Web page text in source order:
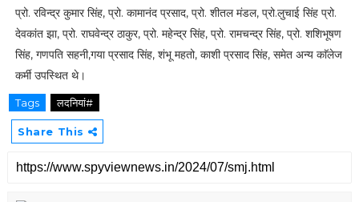
प्रो. रविन्द्र कुमार सिंह, प्रो. कामानंद प्रसाद, प्रो. शीतल मंडल, प्रो.लुचाई सिंह प्रो.
देवकांत झा, प्रो. राघवेन्द्र ठाकुर, प्रो. महेन्द्र सिंह, प्रो. रामचन्द्र सिंह, प्रो. शशिभूषण
सिंह, गणपति सहनी,गया प्रसाद सिंह, शंभू महतो, काशी प्रसाद सिंह, समेत अन्य काॅलेज
कर्मी उपस्थित थे।
Tags लदनियां#
Share This